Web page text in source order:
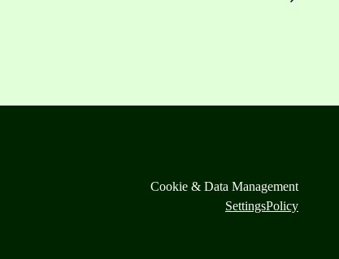
Cookie & Data Management
SettingsPolicy